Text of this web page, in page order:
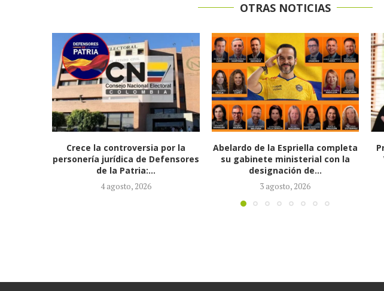
OTRAS NOTICIAS
Abelardo de la Espriella completa
su gabinete ministerial con la
designación de...
3 agosto, 2026
Presidenta de ACEMI, Ana María
Vesga, llega al Ministerio de
Salud
31 julio, 2026